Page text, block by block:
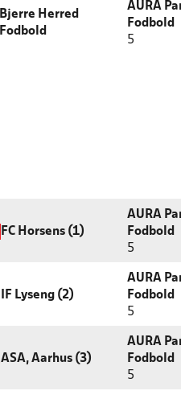
Bjerre Herred
Fodbold
AURA
Fodbold
5
FC Horsens (1)
AURA
Fodbold
5
IF Lyseng (2)
AURA
Fodbold
5
ASA, Aarhus (3)
AURA
Fodbold
5